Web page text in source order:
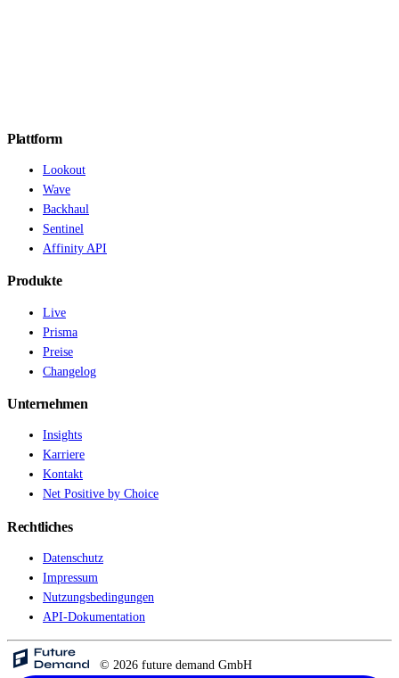
Plattform
Lookout
Wave
Backhaul
Sentinel
Affinity API
Produkte
Live
Prisma
Preise
Changelog
Unternehmen
Insights
Karriere
Kontakt
Net Positive by Choice
Rechtliches
Datenschutz
Impressum
Nutzungsbedingungen
API-Dokumentation
© 2026 future demand GmbH